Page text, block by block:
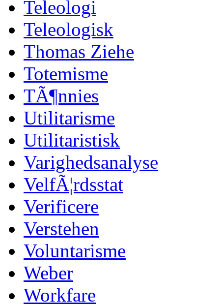
Teleologi
Teleologisk
Thomas Ziehe
Totemisme
TÃ¶nnies
Utilitarisme
Utilitaristisk
Varighedsanalyse
VelfÃ¦rdsstat
Verificere
Verstehen
Voluntarisme
Weber
Workfare